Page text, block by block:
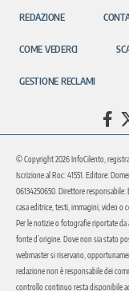
REDAZIONE
COME VEDERCI
GESTIONE RECLAMI
© Copyright 2026 InfoCilento,
Iscrizione al Roc: 41551. Editore:
06134250650. Direttore
casa editrice, testi, immagini, video o
Per le notizie o fotografie riportate da
fonte d’origine. Dove non sia stato
webmaster si riservano,
redazione non è responsabile dei
controllo continuo resta disponibile